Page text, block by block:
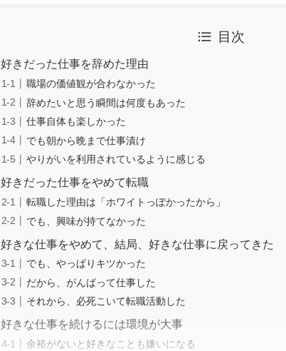
目次
好きだった仕事を辞めた理由
職場の価値観が合わなかった
辞めたいと思う瞬間は何度もあった
仕事自体も楽しかった
でも朝から晩まで仕事漬け
やりがいを利用されているように感じる
好きだった仕事をやめて転職
転職した理由は「ホワイトっぽかったから」
でも、興味が持てなかった
好きな仕事をやめて、結局、好きな仕事に戻ってきた
でも、やっぱりキツかった
だから、がんばって仕事した
それから、必死こいて転職活動した
好きな仕事を続けるには環境が大事
余裕がないと好きなことも嫌いになる